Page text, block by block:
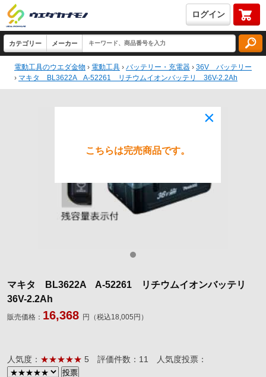
ログイン
電動工具のウエダ金物 › 電動工具 › バッテリー・充電器 › 36V バッテリー
› マキタ BL3622A A-52261 リチウムイオンバッテリ 36V-2.2Ah
マキタ BL3622A A-52261 リチウムイオンバッテリ
36V-2.2Ah
販売価格： 16,368 円（税込18,005円）
人気度： ★★★★★ 5 評価件数：11 人気度投票：
×
こちらは完売商品です。